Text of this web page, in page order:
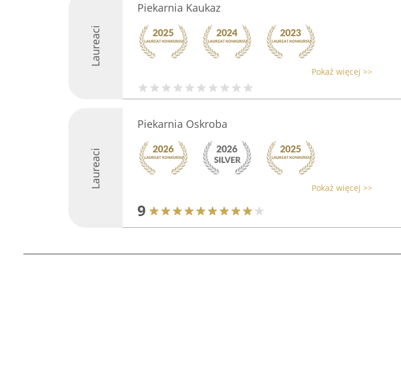
Laureaci
Piekarnia Kaukaz
Pokaż więcej >>
Laureaci
Piekarnia Oskroba
Pokaż więcej >>
9